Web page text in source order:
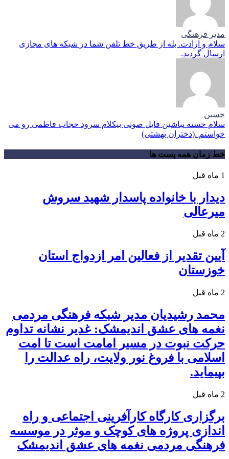
مدیر فرهنگی
سلام و ارادت. بله از طریق خط تلفن شما در شبکه های مجازی
ارسال گردید.
حسین
سلام خسته نباشین فایل صوتی بیکلام سرود حجاب فاطمی رو می
خواستم .(دختران بهشتی)
خط زمان همه پست ها
1 ماه قبل
دیدار با خانواده پاسدار شهید سروش
میرعالی
2 ماه قبل
آیین تقدیر از فعالین امر ازدواج استان
خوزستان
2 ماه قبل
محمد رشیدیان مدیر شبکه فرهنگی مردمی
نغمه های عشق اندیمشک: غدیر نشانه تداوم
حرکت نبوت در مسیر امامت است تا امت
اسلامی با فروغ نور ولایت، راه عدالت را
بپیماید.
2 ماه قبل
برگزاری کارگاه کارآفرینی اجتماعی و راه
اندازی پروژه های کوچک و موثر در موسسه
فرهنگی مردمی نغمه های عشق اندیمشک